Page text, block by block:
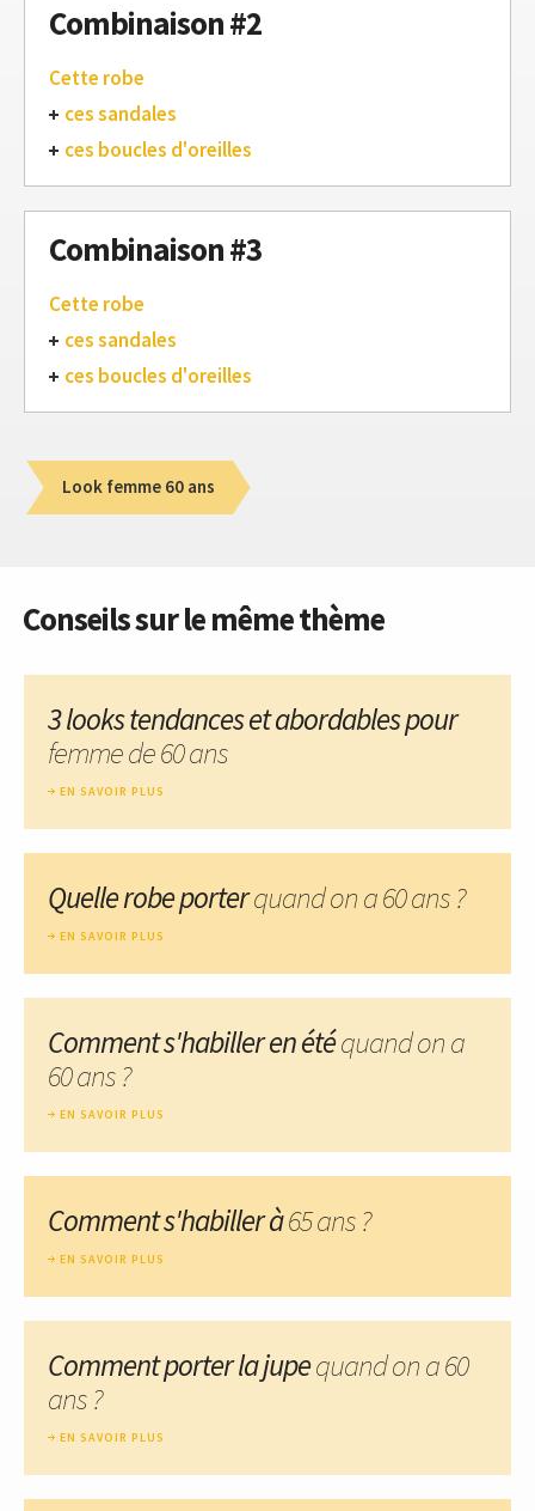
Combinaison #2
Cette robe
ces sandales
ces boucles d'oreilles
Combinaison #3
Cette robe
ces sandales
ces boucles d'oreilles
Look femme 60 ans
Conseils sur le même thème
3 looks tendances et abordables pour
femme de 60 ans
EN SAVOIR PLUS
Quelle robe porterquand on a 60 ans ?
EN SAVOIR PLUS
Comment s'habiller en étéquand on a
60 ans ?
EN SAVOIR PLUS
Comment s'habiller à65 ans ?
EN SAVOIR PLUS
Comment porter la jupequand on a 60
ans ?
EN SAVOIR PLUS